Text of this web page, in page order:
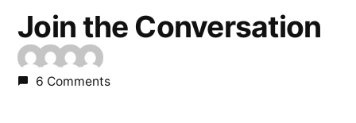
Join the Conversation
6 Comments